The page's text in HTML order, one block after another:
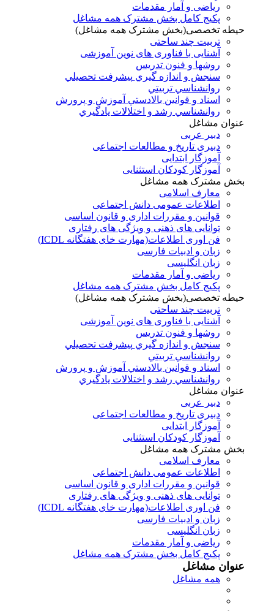
ریاضی و آمار مقدمات
پکیج کامل بخش مشترک همه مشاغل
حیطه تخصصی(بخش مشترک همه مشاغل)
تربیت چند ساحتی
آشنایی با فناوری های نوین آموزشی
روشها و فنون تدريس
سنجش و اندازه گيري پيشرفت تحصيلي
روانشناسي تربيتي
اسناد و قوانين بالادستي آموزش و پرورش
روانشناسي رشد و اختلالات يادگيري
عنوان مشاغل
دبير عربی
دبیری تاریخ و مطالعات اجتماعی
آموزگار ابتدایی
آموزگار کودکان استثنایی
بخش مشترک همه مشاغل
معارف اسلامی
اطلاعات عمومی دانش اجتماعی
قوانین و مقررات اداری و قانون اساسی
توانایی های ذهنی و ویژگی های رفتاری
فن اوری اطلاعات(مهارت خای هفتگانه ICDL)
زبان و ادبیات فارسی
زبان انگلیسی
ریاضی و آمار مقدمات
پکیج کامل بخش مشترک همه مشاغل
حیطه تخصصی(بخش مشترک همه مشاغل)
تربیت چند ساحتی
آشنایی با فناوری های نوین آموزشی
روشها و فنون تدريس
سنجش و اندازه گيري پيشرفت تحصيلي
روانشناسي تربيتي
اسناد و قوانين بالادستي آموزش و پرورش
روانشناسي رشد و اختلالات يادگيري
عنوان مشاغل
دبير عربی
دبیری تاریخ و مطالعات اجتماعی
آموزگار ابتدایی
آموزگار کودکان استثنایی
بخش مشترک همه مشاغل
معارف اسلامی
اطلاعات عمومی دانش اجتماعی
قوانین و مقررات اداری و قانون اساسی
توانایی های ذهنی و ویژگی های رفتاری
فن اوری اطلاعات(مهارت خای هفتگانه ICDL)
زبان و ادبیات فارسی
زبان انگلیسی
ریاضی و آمار مقدمات
پکیج کامل بخش مشترک همه مشاغل
عنوان مشاغل
همه مشاغل